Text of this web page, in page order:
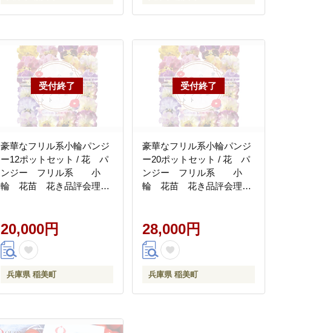
豪華なフリル系小輪パンジ
ー12ポットセット / 花 パ
ンジー フリル系 小
輪 花苗 花き品評会理事
苗 花の苗物
20,000円
兵庫県 稲美町
豪華なフリル系小輪パンジ
ー20ポットセット / 花 パ
ンジー フリル系 小
輪 花苗 花き品評会理事
苗 花の苗物
28,000円
兵庫県 稲美町